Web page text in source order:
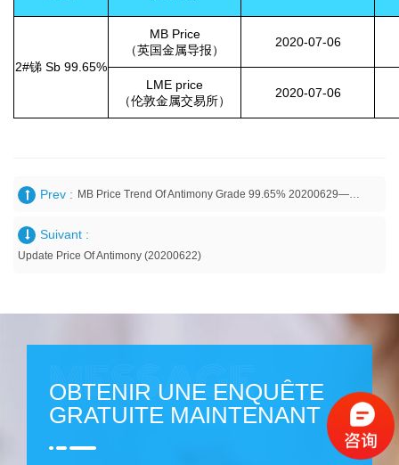
2#锑 Sb 99.65%
MB Price
（英国金属导报）
2020-07-06
LME price
（伦敦金属交易所）
2020-07-06
Prev :
Suivant :
Update Price Of Antimony (20200622)
OBTENIR UNE ENQUÊTE
GRATUITE MAINTENANT